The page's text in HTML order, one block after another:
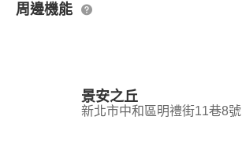
周邊機能
景安之丘
新北市中和區明禮街11巷8號